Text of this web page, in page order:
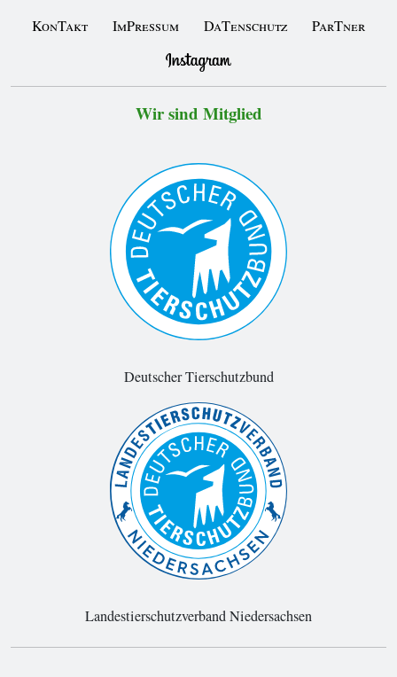
KonTakt ImPressum DaTenschutz ParTner
Wir sind Mitglied
Deutscher Tierschutzbund
Landestierschutzverband Niedersachsen